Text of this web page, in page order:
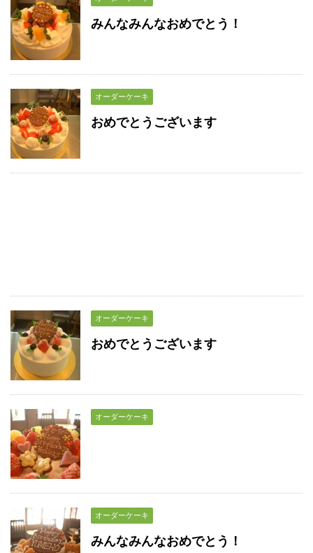
みんなみんなおめでとう！
オーダーケーキ
おめでとうございます
オーダーケーキ
おめでとうございます
オーダーケーキ
オーダーケーキ
みんなみんなおめでとう！